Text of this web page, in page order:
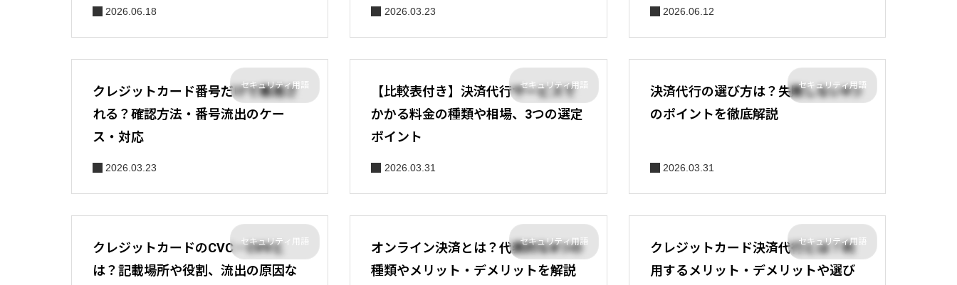
2026.06.18 2026.03.23 2026.06.12
セキュリティ用語
クレジットカード番号だけで悪用さ
れる？確認方法・番号流出のケー
ス・対応
2026.03.23
セキュリティ用語
【比較表付き】決済代行サービスで
かかる料金の種類や相場、3つの選定
ポイント
2026.03.31
セキュリティ用語
決済代行の選び方は？失敗しない9つ
のポイントを徹底解説
2026.03.31
セキュリティ用語
クレジットカードのCVC・CVVと
は？記載場所や役割、流出の原因な
セキュリティ用語
オンライン決済とは？代表的な8つの
種類やメリット・デメリットを解説
セキュリティ用語
クレジットカード決済代行とは？利
用するメリット・デメリットや選び